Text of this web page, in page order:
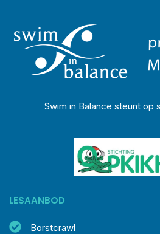
Swim in Balance steunt op
LESAANBOD
Borstcrawl